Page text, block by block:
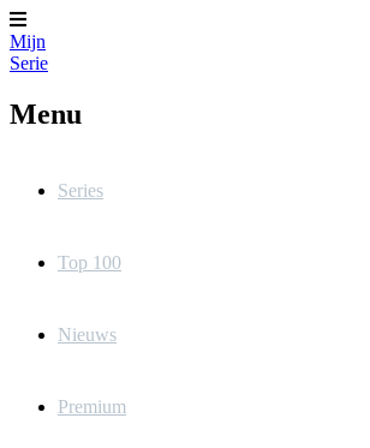
Mijn
Serie
Menu
Series
Top 100
Nieuws
Premium